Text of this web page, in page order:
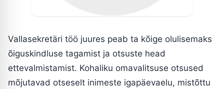
Vallasekretäri töö juures peab ta kõige olulisemaks
õiguskindluse tagamist ja otsuste head
ettevalmistamist. Kohaliku omavalitsuse otsused
mõjutavad otseselt inimeste igapäevaelu, mistõttu